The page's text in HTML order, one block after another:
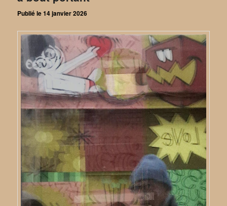
Publié le14 janvier 2026